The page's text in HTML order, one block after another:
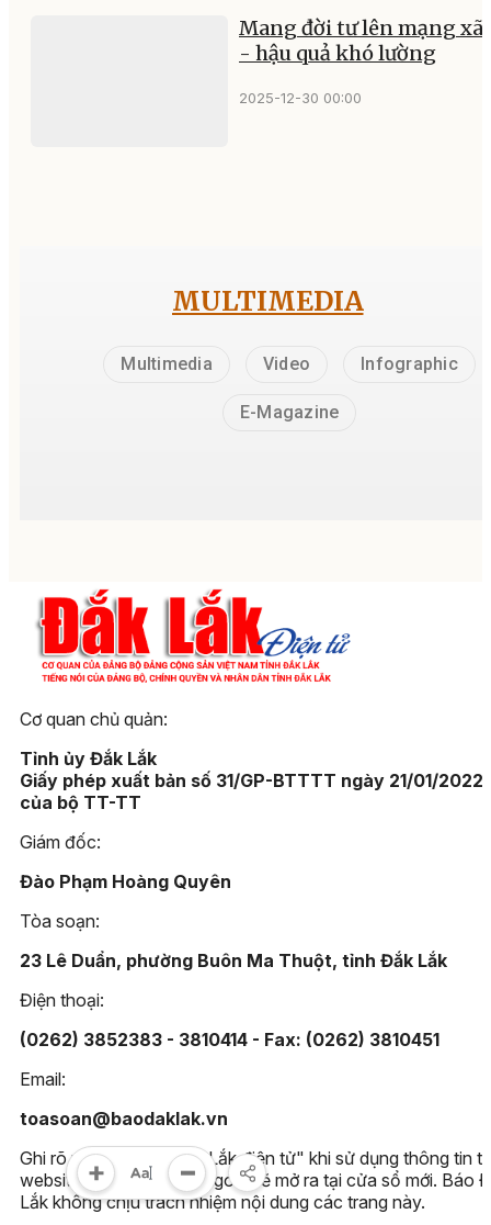
Mang đời tư lên mạng xã
- hậu quả khó lường
2025-12-30 00:00
MULTIMEDIA
Multimedia Video Infographic
E-Magazine
Cơ quan chủ quản:
Tỉnh ủy Đắk Lắk
Giấy phép xuất bản số 31/GP-BTTTT ngày 21/01/2022
của bộ TT-TT
Giám đốc:
Đào Phạm Hoàng Quyên
Tòa soạn:
23 Lê Duẩn, phường Buôn Ma Thuột, tỉnh Đắk Lắk
Điện thoại:
(0262) 3852383 - 3810414 - Fax: (0262) 3810451
Email:
toasoan@baodaklak.vn
Ghi rõ nguồn "Báo Đắk Lắk điện tử" khi sử dụng thông tin
website này. Các trang ngoài sẽ mở ra tại cửa sổ mới. Báo
Lắk không chịu trách nhiệm nội dung các trang này.